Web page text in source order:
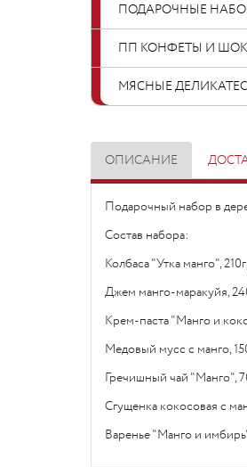
ПОДАРОЧНЫЕ
ПП КОНФЕТЫ И
МЯСНЫЕ
ОПИСАНИЕ
Подарочный набор в
Состав набора:
Колбаса "Утка манго",
Джем манго-маракуйя,
Крем-паста "Манго и
Медовый мусс с манго,
Гречишный чай "Манго",
Сгущенка кокосовая с
Варенье "Манго и